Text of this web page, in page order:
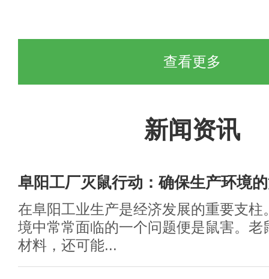
查看更多
新闻资讯
阜阳工厂灭鼠行动：确保生产环境
在阜阳工业生产是经济发展的重要支柱
境中常常面临的一个问题便是鼠害。老
材料，还可能...